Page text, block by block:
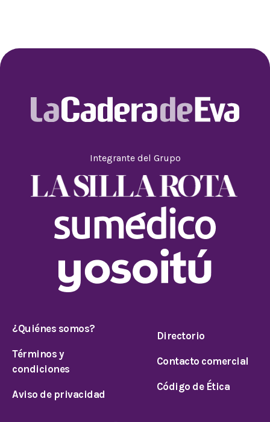
Integrante del Grupo
¿Quiénes somos?
Términos y
condiciones
Aviso de privacidad
Directorio
Contacto comercial
Código de Ética